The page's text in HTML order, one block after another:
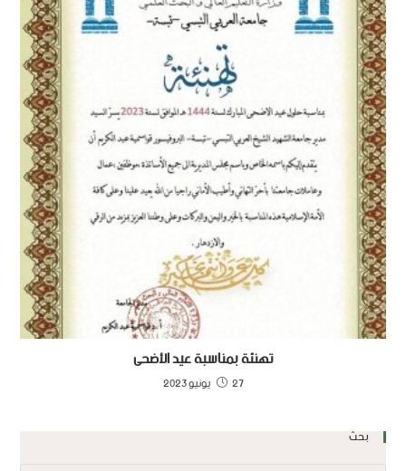
تهنئة بمناسبة عيد الأضحى
27 يونيو 2023
بحث